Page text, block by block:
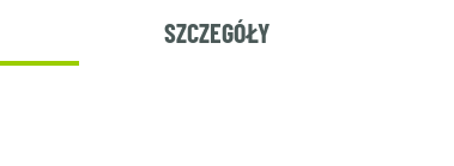
SZCZEGÓŁY